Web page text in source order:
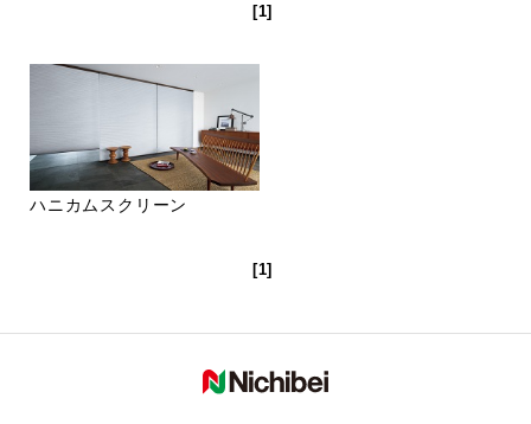
[1]
ハニカムスクリーン
[1]